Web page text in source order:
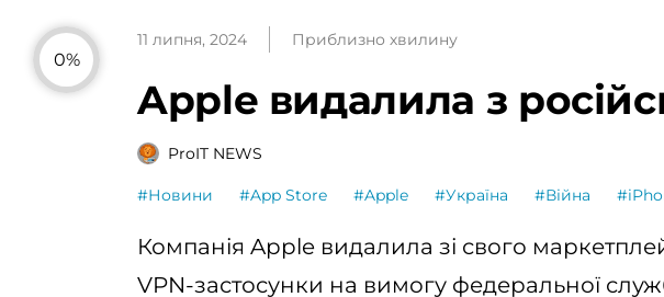
0%
11 липня, 2024 Приблизно хвилину
Apple видалила з
ProIT NEWS
#Новини #App Store #Apple #Україна #Війна
Компанія Apple видалила зі свого
VPN-застосунки на вимогу федеральної